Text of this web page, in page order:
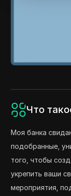
Что
Моя банка
подобранные,
того, чтобы
укрепить ваши
мероприятия,